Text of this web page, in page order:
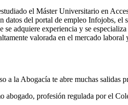
el Máster Universitario en
datos del portal de empleo Infojobs, el
se adquiere experiencia y se
valorada en el mercado
a la Abogacía te abre muchas salidas
abogado, profesión regulada por el